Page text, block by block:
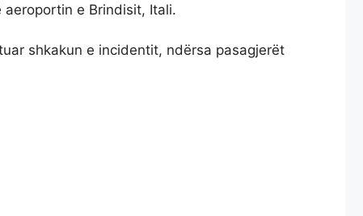
e Brindisit, Itali.
shkakun e incidentit, ndërsa pasagjerët